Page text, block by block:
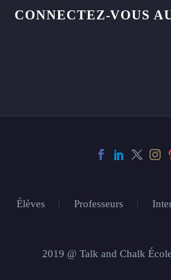
CONNECTEZ-VOUS
Élèves Professeurs
2019 @ Talk and Chalk